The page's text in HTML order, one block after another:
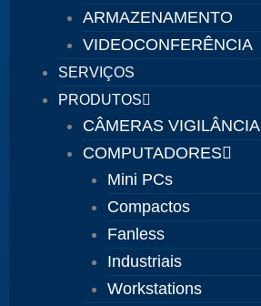
ARMAZENAMENTO
VIDEOCONFERÊNCIA
SERVIÇOS
PRODUTOS
CÂMERAS VIGILÂNCIA
COMPUTADORES
Mini PCs
Compactos
Fanless
Industriais
Workstations